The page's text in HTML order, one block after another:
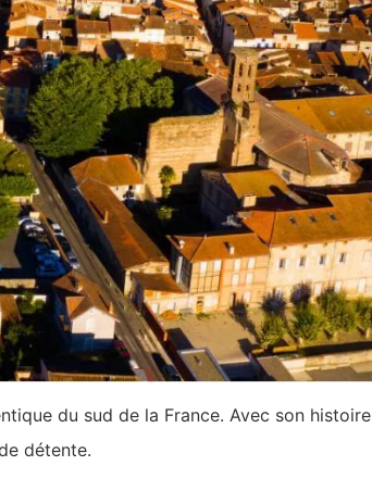
du sud de la France. Avec son histoire
détente.